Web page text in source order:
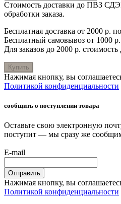
Стоимость доставки до ПВЗ
обработки заказа.
Бесплатная доставка от 2000 р.
Бесплатный самовывоз от 1000 р.
Для заказов до 2000 р. стоимость
Купить
Нажимая кнопку, вы
Политикой конфиденциальности
сообщить о поступлении товара
Оставьте свою электронную
поступит — мы сразу же
E-mail
Отправить
Нажимая кнопку, вы
Политикой конфиденциальности